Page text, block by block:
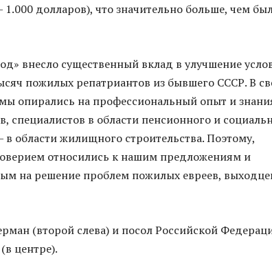
1.000 долларов), что значительно больше, чем
внесло существенный вклад в улучшение
пожилых репатриантов из бывшего СССР. В
опирались на профессиональный опыт и
специалистов в области пенсионного и
в области жилищного строительства. Поэтому,
относились к нашим предложениям и
на решение проблем пожилых евреев,
(второй слева) и посол Российской
центре).